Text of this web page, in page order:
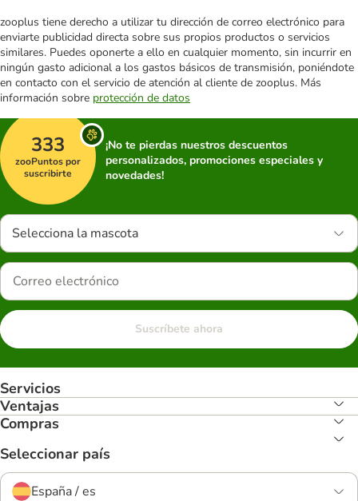
zooplus tiene derecho a utilizar tu dirección de correo electrónico para
enviarte publicidad directa sobre sus propios productos o servicios
similares. Puedes oponerte a ello en cualquier momento, sin incurrir en
ningún gasto adicional a los gastos básicos de transmisión, poniéndote
en contacto con el servicio de atención al cliente de zooplus. Más
información sobre protección de datos
333
zooPuntos por
suscribirte
¡No te pierdas nuestros descuentos
personalizados, promociones especiales y
novedades!
Selecciona la mascota
Suscríbete ahora
Servicios
Ventajas
Compras
Seleccionar país
España / es